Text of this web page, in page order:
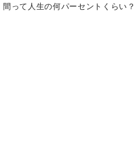
間って人生の何パーセントくらい？